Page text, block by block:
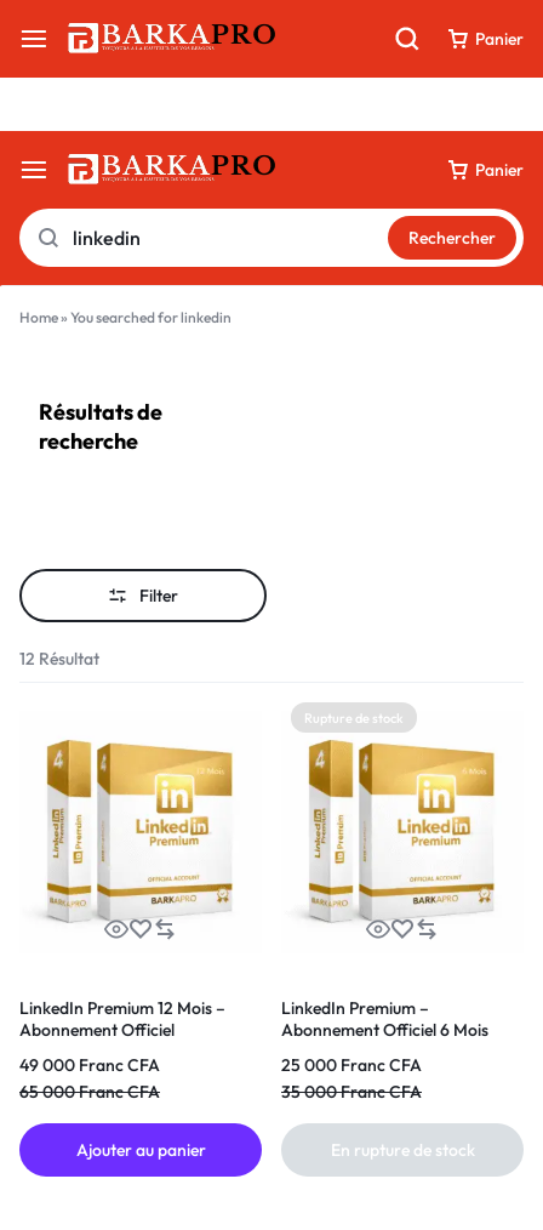
Livraison 100 % digitale par e-mail & WhatsApp
Panier
Rechercher
Panier
Home» You searched for linkedin
Résultats de
recherche
Filter
12 Résultat
LinkedIn Premium 12 Mois –
Abonnement Officiel
65 000Franc CFA
49 000 Franc CFA
Ajouter au panier
Rupture de stock
LinkedIn Premium –
Abonnement Officiel 6 Mois
35 000Franc CFA
25 000 Franc CFA
En rupture de stock